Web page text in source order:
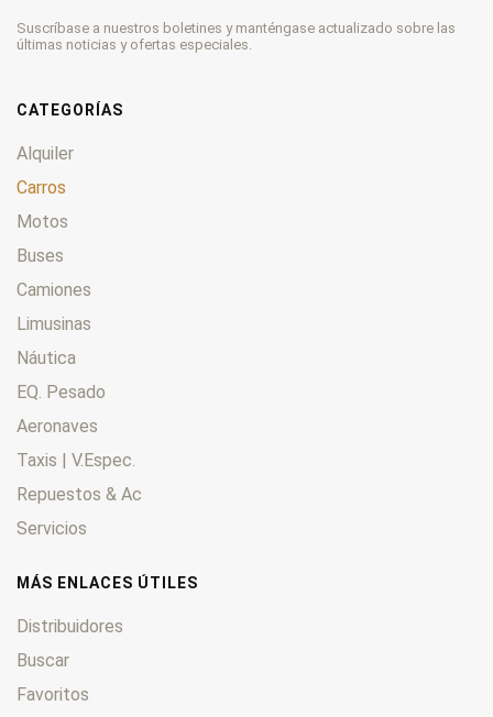
Suscríbase a nuestros boletines y manténgase actualizado sobre las
últimas noticias y ofertas especiales.
CATEGORÍAS
Alquiler
Carros
Motos
Buses
Camiones
Limusinas
Náutica
EQ. Pesado
Aeronaves
Taxis | V.Espec.
Repuestos & Ac
Servicios
MÁS ENLACES ÚTILES
Distribuidores
Buscar
Favoritos